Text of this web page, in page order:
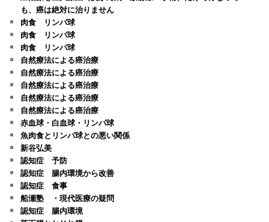
も、癌は絶対に治りません
肉食 リンパ球
肉食 リンパ球
肉食 リンパ球
自然療法による癌治療
自然療法による癌治療
自然療法による癌治療
自然療法による癌治療
自然療法による癌治療
赤血球・白血球・リンパ球
魚肉食とリンパ球との悪い関係
新谷弘美
認知症 予防
認知症 腸内環境から改善
認知症 食事
船瀬塾 ・現代医療の疑問
認知症 腸内環境